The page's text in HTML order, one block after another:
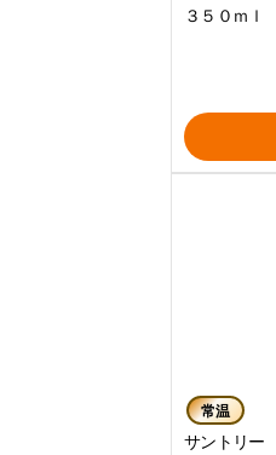
３５０ｍｌ
常温
サントリー